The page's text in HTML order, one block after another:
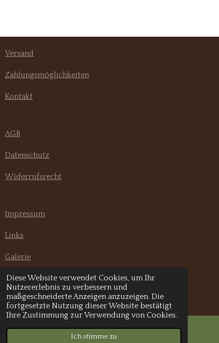
Diese Website verwendet Cookies, um Ihr
Nutzererlebnis zu verbessern und
maßgeschneiderte Anzeigen anzuzeigen. Die
fortgesetzte Nutzung dieser Website bestätigt
Ihre Zustimmung zur Verwendung von Cookies.
Ich stimme zu
Versand
Zahlungsmöglichkeiten
Kontakt
AGB
Datenschutz
Widerrufsrecht
Impressum
Links
Galerie
F
a
c
e
I
n
s
t
© 2020 - 2026 Pannonia Hundeshop